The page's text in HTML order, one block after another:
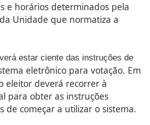
e horários determinados pela
Unidade que normatiza a
estar ciente das instruções de
eletrônico para votação. Em
eleitor deverá recorrer à
para obter as instruções
de começar a utilizar o sistema.